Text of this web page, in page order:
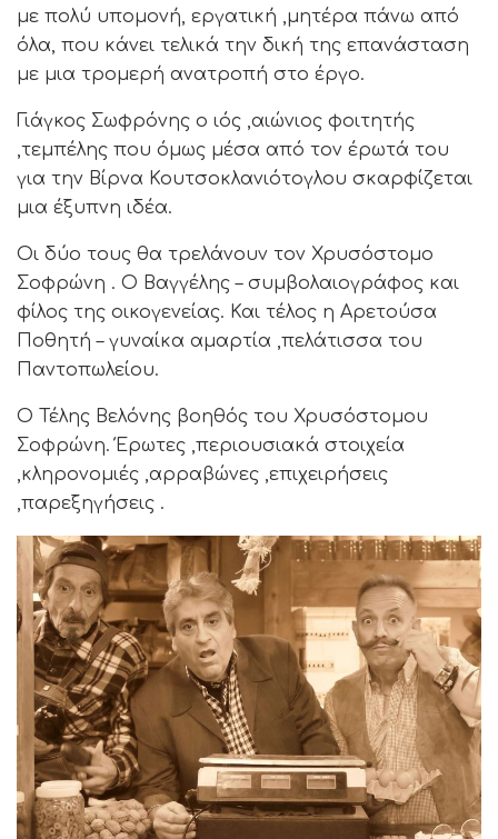
με πολύ υπομονή, εργατική ,μητέρα πάνω από
όλα, που κάνει τελικά την δική της επανάσταση
με μια τρομερή ανατροπή στο έργο.
Γιάγκος Σωφρόνης ο ιός ,αιώνιος φοιτητής
,τεμπέλης που όμως μέσα από τον έρωτά του
για την Βίρνα Κουτσοκλανιότογλου σκαρφίζεται
μια έξυπνη ιδέα.
Οι δύο τους θα τρελάνουν τον Χρυσόστομο
Σοφρώνη . Ο Βαγγέλης – συμβολαιογράφος και
φίλος της οικογενείας. Και τέλος η Αρετούσα
Ποθητή – γυναίκα αμαρτία ,πελάτισσα του
Παντοπωλείου.
Ο Τέλης Βελόνης βοηθός του Χρυσόστομου
Σοφρώνη. Έρωτες ,περιουσιακά στοιχεία
,κληρονομιές ,αρραβώνες ,επιχειρήσεις
,παρεξηγήσεις .